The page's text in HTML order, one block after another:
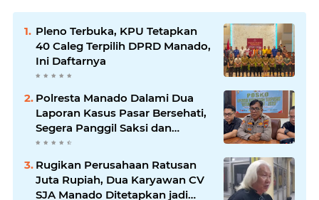
Pleno Terbuka, KPU Tetapkan
40 Caleg Terpilih DPRD Manado,
Ini Daftarnya
Polresta Manado Dalami Dua
Laporan Kasus Pasar Bersehati,
Segera Panggil Saksi dan
Terduga Pelaku
Rugikan Perusahaan Ratusan
Juta Rupiah, Dua Karyawan CV
SJA Manado Ditetapkan jadi